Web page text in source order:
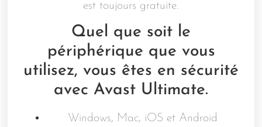
est toujours gratuite.
Quel que soit le
périphérique que vous
utilisez, vous êtes en sécurité
avec Avast Ultimate.
Windows, Mac, iOS et Android